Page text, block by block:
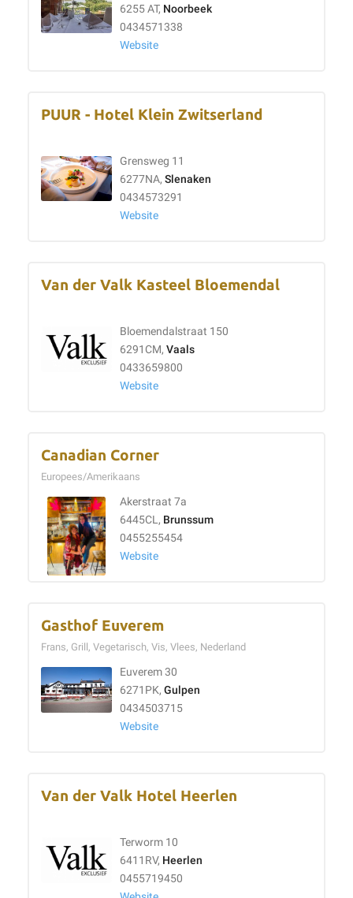
6255 AT, Noorbeek
0434571338
Website
PUUR - Hotel Klein Zwitserland
Grensweg 11
6277NA, Slenaken
0434573291
Website
Van der Valk Kasteel Bloemendal
Bloemendalstraat 150
6291CM, Vaals
0433659800
Website
Canadian Corner
Europees/Amerikaans
Akerstraat 7a
6445CL, Brunssum
0455255454
Website
Gasthof Euverem
Frans, Grill, Vegetarisch, Vis, Vlees, Nederland
Euverem 30
6271PK, Gulpen
0434503715
Website
Van der Valk Hotel Heerlen
Terworm 10
6411RV, Heerlen
0455719450